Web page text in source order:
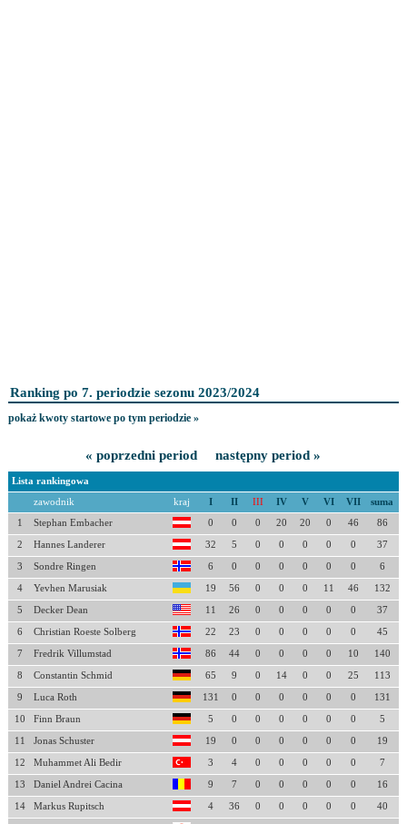
Ranking po 7. periodzie sezonu 2023/2024
pokaż kwoty startowe po tym periodzie »
« poprzedni period następny period »
Lista rankingowa
zawodnik kraj I II III IV V VI VII suma
1 Stephan Embacher 0 0 0 20 20 0 46 86
2 Hannes Landerer 32 5 0 0 0 0 0 37
3 Sondre Ringen 6 0 0 0 0 0 0 6
4 Yevhen Marusiak 19 56 0 0 0 11 46 132
5 Decker Dean 11 26 0 0 0 0 0 37
6 Christian Roeste Solberg 22 23 0 0 0 0 0 45
7 Fredrik Villumstad 86 44 0 0 0 0 10 140
8 Constantin Schmid 65 9 0 14 0 0 25 113
9 Luca Roth 131 0 0 0 0 0 0 131
10 Finn Braun 5 0 0 0 0 0 0 5
11 Jonas Schuster 19 0 0 0 0 0 0 19
12 Muhammet Ali Bedir 3 4 0 0 0 0 0 7
13 Daniel Andrei Cacina 9 7 0 0 0 0 0 16
14 Markus Rupitsch 4 36 0 0 0 0 0 40